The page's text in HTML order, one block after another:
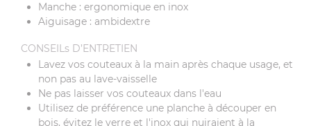
Manche : ergonomique en inox
Aiguisage : ambidextre
CONSEILs D’ENTRETIEN
Lavez vos couteaux à la main après chaque usage, et
non pas au lave-vaisselle
Ne pas laisser vos couteaux dans l'eau
Utilisez de préférence une planche à découper en
bois, évitez le verre et l'inox qui nuiraient à la